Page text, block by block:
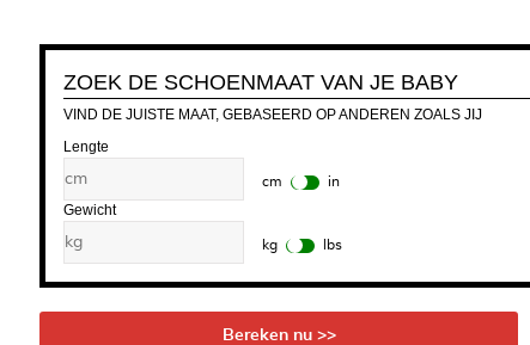
ZOEK DE SCHOENMAAT VAN JE BABY
VIND DE JUISTE MAAT, GEBASEERD OP ANDEREN ZOALS JIJ
Lengte
cm in
Gewicht
kg lbs
Bereken nu >>